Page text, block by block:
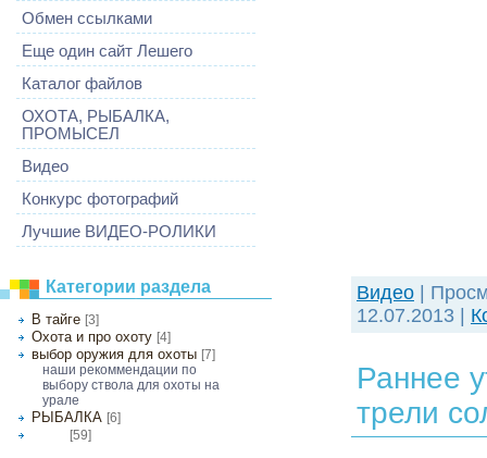
Обмен ссылками
Еще один сайт Лешего
Каталог файлов
ОХОТА, РЫБАЛКА,
ПРОМЫСЕЛ
Видео
Конкурс фотографий
Лучшие ВИДЕО-РОЛИКИ
Категории раздела
В тайге [3]
Охота и про охоту [4]
выбор оружия для охоты [7]
наши рекоммендации по
выбору ствола для охоты на
урале
РЫБАЛКА [6]
[59]
Видео |
12.07.2013 |
Раннее
трели